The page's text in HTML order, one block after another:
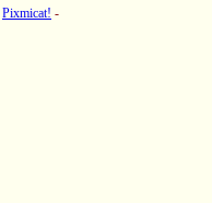
Pixmicat! -